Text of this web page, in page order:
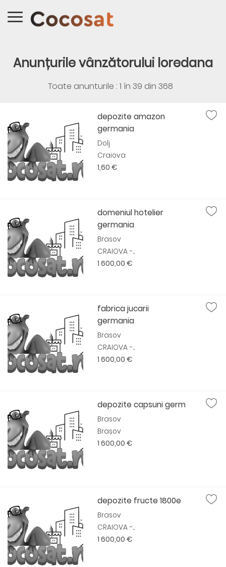
Anunțurile vânzătorului loredana
Toate anunturile : 1 în 39 din 368
depozite amazon
germania
Dolj
Craiova
1,60 €
domeniul hotelier
germania
Brasov
CRAIOVA -...
1 600,00 €
fabrica jucarii
germania
Brasov
CRAIOVA -...
1 600,00 €
depozite capsuni germ
Brasov
Brașov
1 600,00 €
depozite fructe 1800e
Brasov
CRAIOVA -...
1 600,00 €